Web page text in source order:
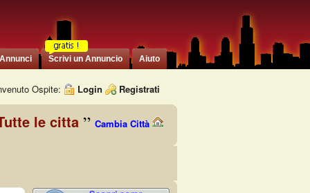
Scrivi un Annuncio Aiuto
Ospite: Login Registrati
le citta Cambia Città